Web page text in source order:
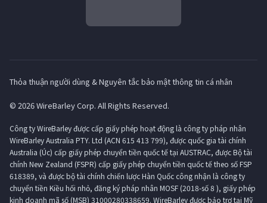
Thỏa thuận người dùng & Nguyên tắc bảo mật thông tin cá nhân
© 2026 WireBarley Corp. All Rights Reserved.
Công ty WireBarley được cấp giấy phép hoạt động là công ty pháp nhân
WireBarley Australia PTY. Ltd (ACN 615 413 799), được quốc gia tài chính
Australia (Úc) cấp giấy phép chuyển tiền quốc tế tại AUSTRAC, được Bộ tài
chính New Zealand (FSPR) cấp giấy phép chuyển tiền quốc tế theo số FSP
618389, và được bộ tài chính chiến lược Hàn Quốc công nhận là công ty
chuyển tiền Kiều hối nhỏ, đăng ký pháp nhân MOSF (2018-số 8 ), giấy phép
kinh doanh mã số (MSB) 31000280338659. WireBarley được bảo trợ tại Mỹ